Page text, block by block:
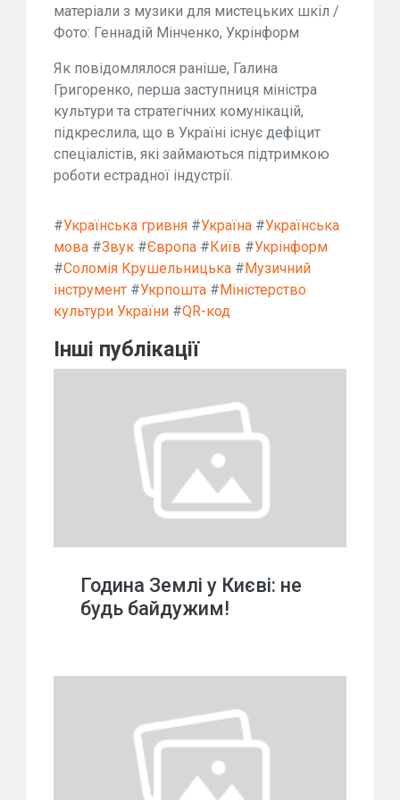
матеріали з музики для мистецьких шкіл /
Фото: Геннадій Мінченко, Укрінформ
Як повідомлялося раніше, Галина
Григоренко, перша заступниця міністра
культури та стратегічних комунікацій,
підкреслила, що в Україні існує дефіцит
спеціалістів, які займаються підтримкою
роботи естрадної індустрії.
#Українська гривня #Україна #Українська
мова #Звук #Європа # Київ #Укрінформ
#Соломія Крушельницька # Музичний
інструмент #Укрпошта # Міністерство
культури України #QR-код
Інші публікації
Година Землі у Києві: не
будь байдужим!